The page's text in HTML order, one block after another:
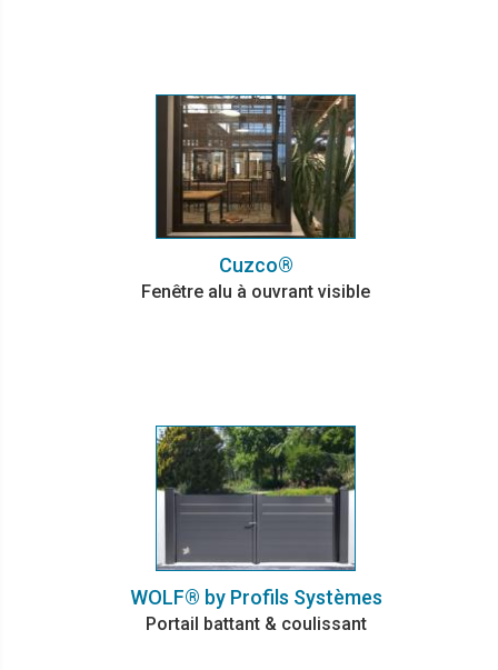
Cuzco®
Fenêtre alu à ouvrant visible
WOLF® by Profils Systèmes
Portail battant & coulissant